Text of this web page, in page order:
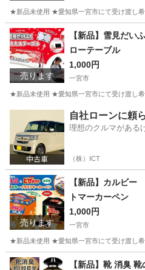
★新品未使用 ★愛知県一宮市にて受け渡し
愛知 一宮市 その他 草取り
売ります
【新品】雪見だ
ローテーブル
1,000円
一宮市
★新品未使用 ★愛知県一宮市にて受け渡し
その他 ロー
自社ローンに頼
理想のクルマがある
（株）ICT
売ります
【新品】カルビ
トマーカーペン
1,000円
一宮市
★新品未使用 ★愛知県一宮市にて受け渡し
愛知 一宮市 その他 取っ手
【新品】靴 消臭